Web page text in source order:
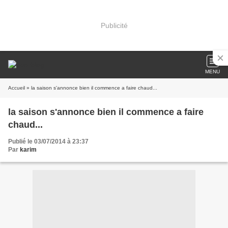
Publicité
MENU
Accueil » la saison s'annonce bien il commence a faire chaud...
la saison s'annonce bien il commence a faire
chaud...
Publié le 03/07/2014 à 23:37
Par karim